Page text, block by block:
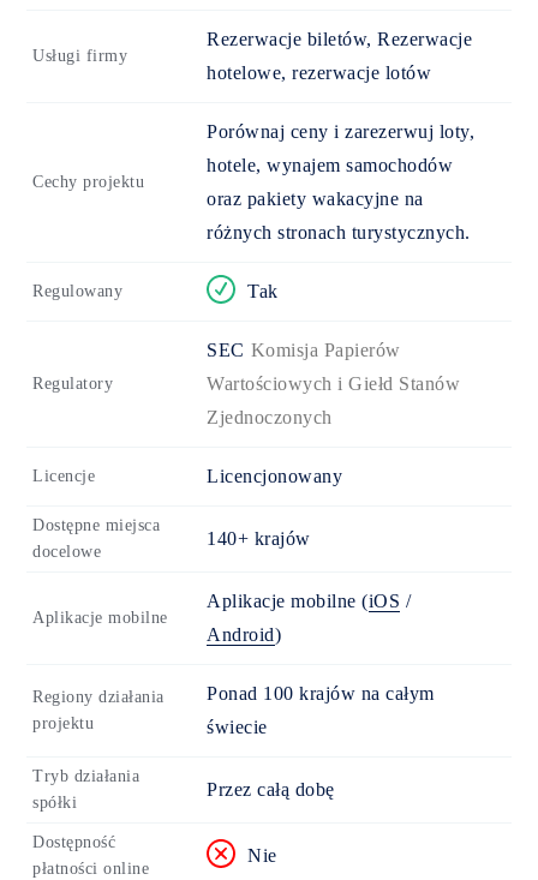
Usługi firmy
Rezerwacje biletów, Rezerwacje
hotelowe, rezerwacje lotów
Cechy projektu
Porównaj ceny i zarezerwuj loty,
hotele, wynajem samochodów
oraz pakiety wakacyjne na
różnych stronach turystycznych.
Regulowany Tak
Regulatory
SEC Komisja Papierów
Wartościowych i Giełd Stanów
Zjednoczonych
Licencje Licencjonowany
Dostępne miejsca
docelowe
140+ krajów
Aplikacje mobilne
Aplikacje mobilne (iOS /
Android)
Regiony działania
projektu
Ponad 100 krajów na całym
świecie
Tryb działania
spółki
Przez całą dobę
Dostępność
płatności online
Nie